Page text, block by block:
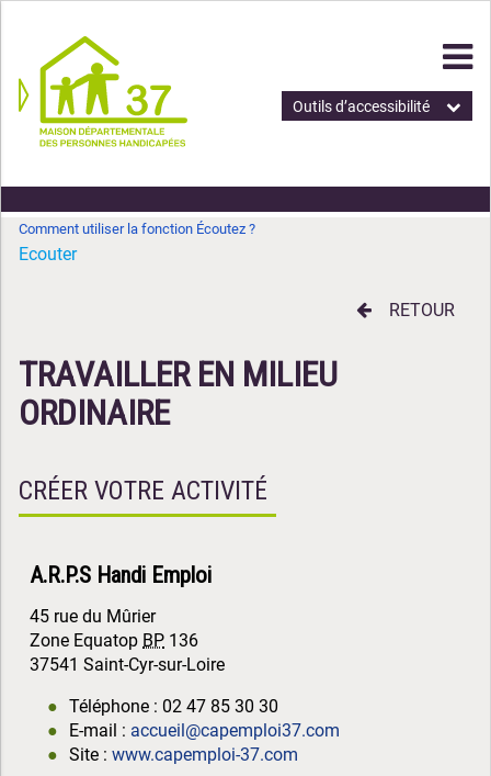
Outils d’accessibilité
Comment utiliser la fonction Écoutez ?
Ecouter
RETOUR
TRAVAILLER EN MILIEU
ORDINAIRE
CRÉER VOTRE ACTIVITÉ
A.R.P.S Handi Emploi
45 rue du Mûrier
Zone Equatop BP 136
37541 Saint-Cyr-sur-Loire
Téléphone : 02 47 85 30 30
E-mail : accueil@capemploi37.com
Site : www.capemploi-37.com